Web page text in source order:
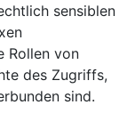
sensiblen
Rollen von
des Zugriffs,
sind.